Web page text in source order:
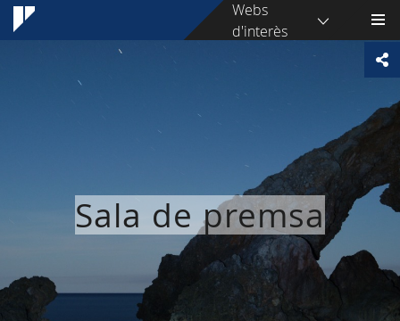
Webs
d'interès
Sala de premsa